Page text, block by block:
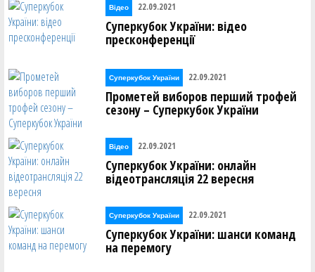
Відео 22.09.2021
Суперкубок України: відео
пресконференції
Суперкубок України 22.09.2021
Прометей виборов перший трофей
сезону – Суперкубок України
Відео 22.09.2021
Суперкубок України: онлайн
відеотрансляція 22 вересня
Суперкубок України 22.09.2021
Суперкубок України: шанси команд
на перемогу